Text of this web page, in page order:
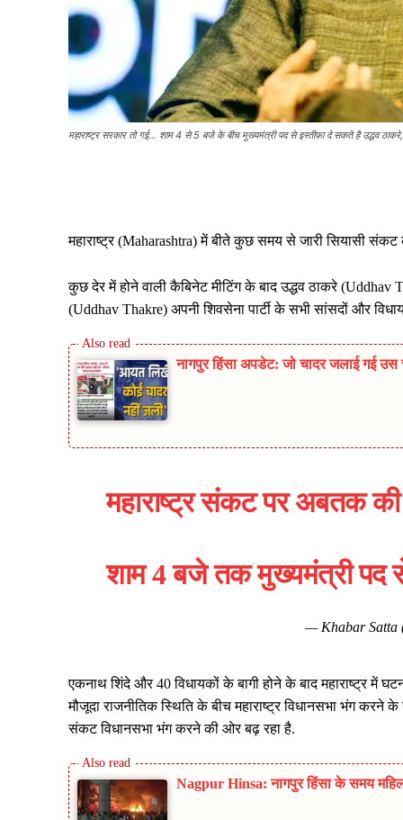
महाराष्ट्र सरकार तो गई... शाम 4 से 5 बजे के बीच मुख्यमंत्री पद से इस्तीफ़ा दे सकते है उद्धव
महाराष्ट्र (Maharashtra) में बीते कुछ समय से जारी सियासी
कुछ देर में होने वाली कैबिनेट मीटिंग के बाद उद्धव ठाकरे
(Uddhav Thakre) अपनी शिवसेना पार्टी के सभी सांसदों और
नागपुर हिंसा अपडेट: जो चादर जलाई गई
महाराष्ट्र संकट पर अबतक
शाम 4 बजे तक मुख्यमंत्री पद
— Khabar Satta
एकनाथ शिंदे और 40 विधायकों के बागी होने के बाद महाराष्ट्र में
मौजूदा राजनीतिक स्थिति के बीच महाराष्ट्र विधानसभा भंग करने
संकट विधानसभा भंग करने की ओर बढ़ रहा है.
Nagpur Hinsa: नागपुर हिंसा के समय